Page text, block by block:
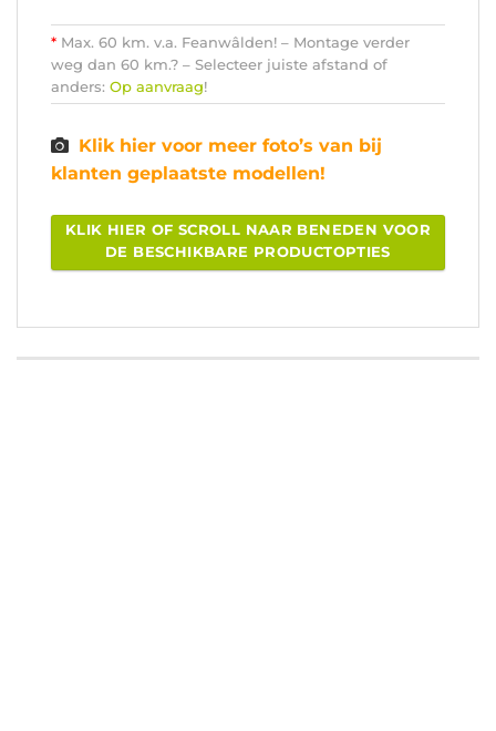
* Max. 60 km. v.a. Feanwâlden! – Montage verder
weg dan 60 km.? – Selecteer juiste afstand of
anders: Op aanvraag!
Klik hier voor meer foto’s van bij
klanten geplaatste modellen!
KLIK HIER OF SCROLL NAAR BENEDEN VOOR
DE BESCHIKBARE PRODUCTOPTIES